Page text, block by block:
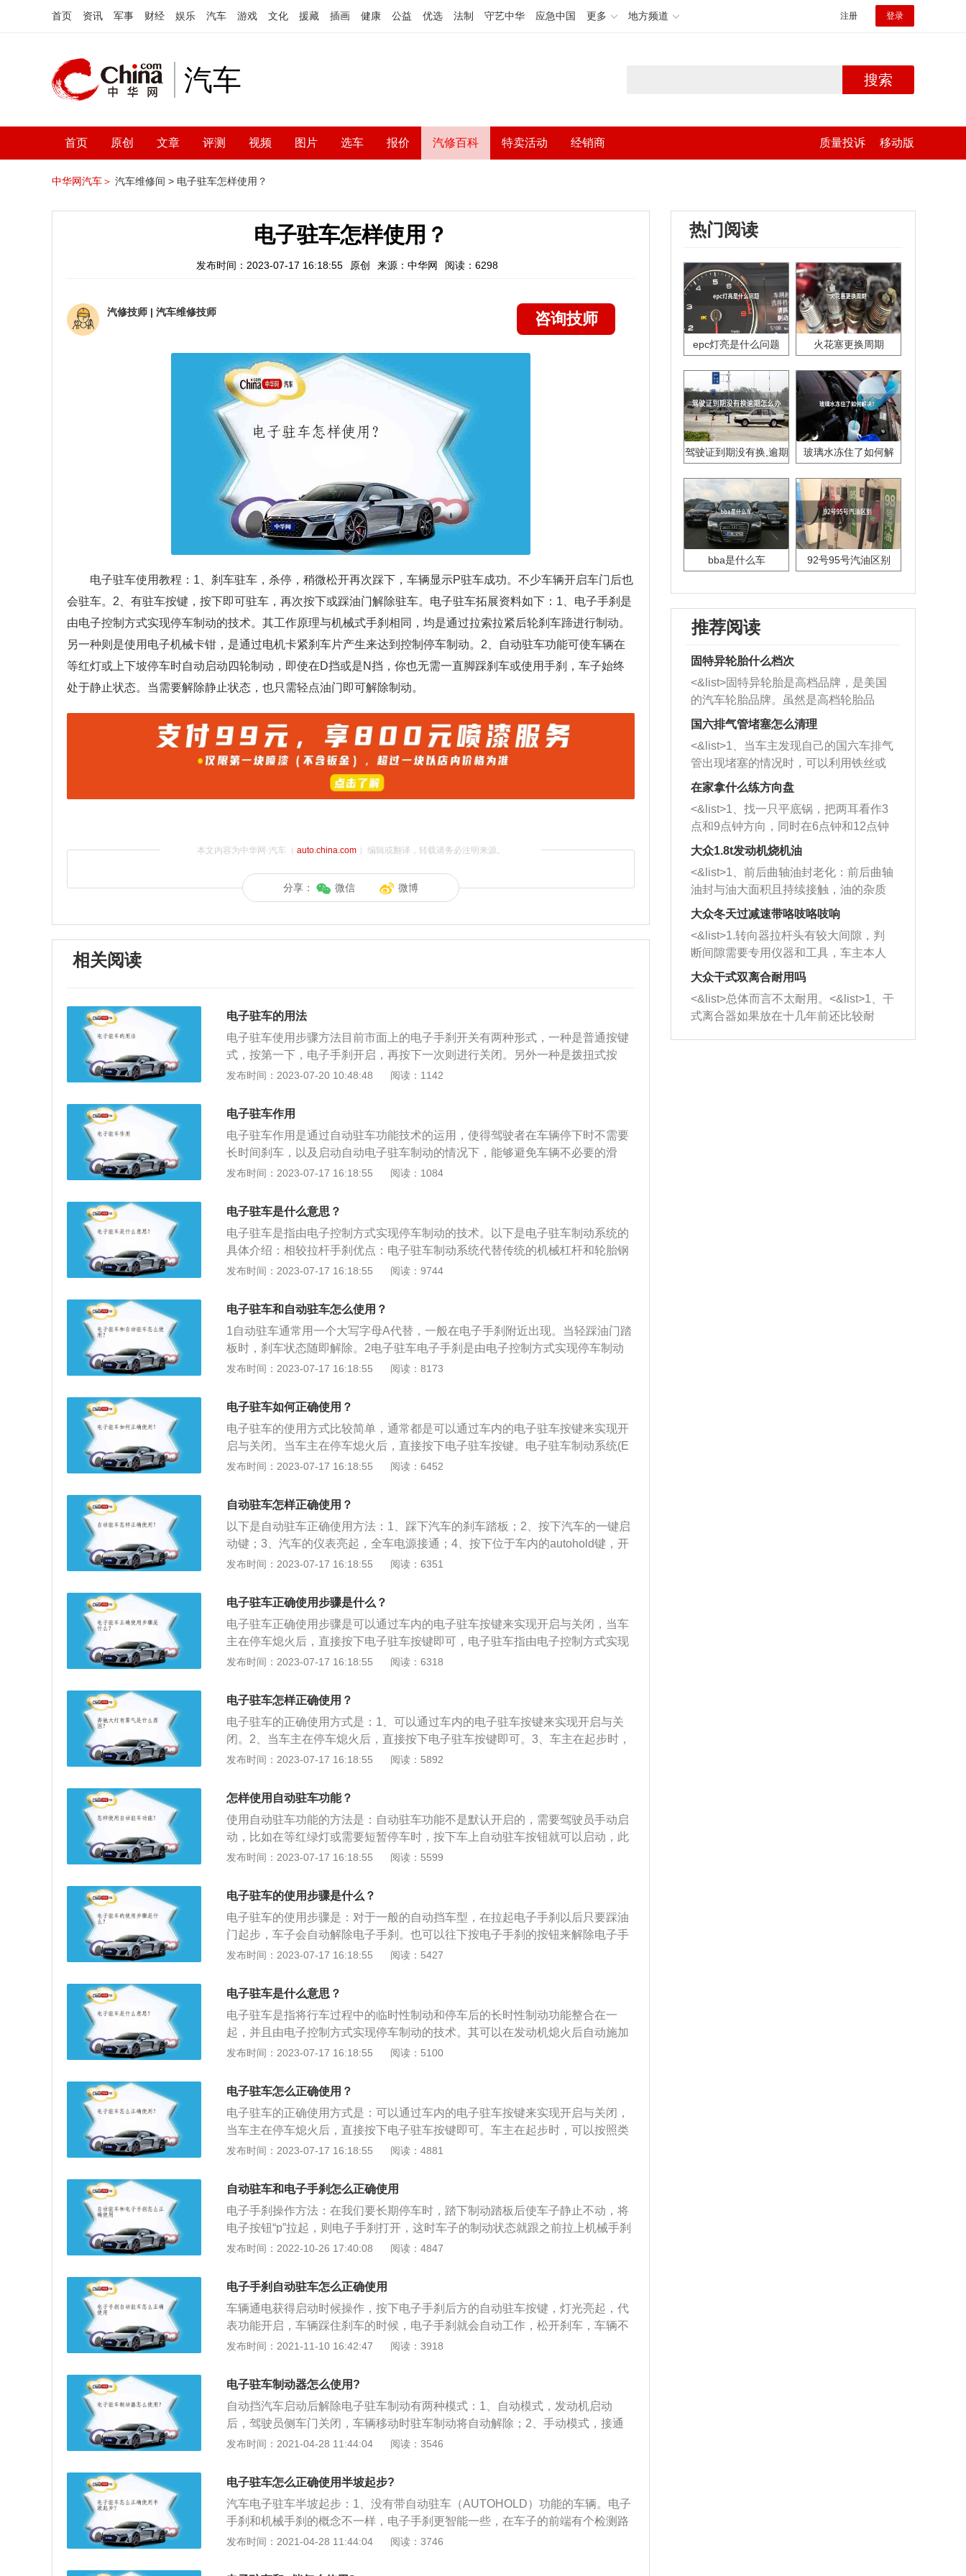
首页 资讯 军事 财经 娱乐 汽车 游戏 文化 援藏 插画 健康 公益 优选 法制 守艺中华 应急中国 更多 地方频道 注册 登录
汽车 搜索
首页 原创 文章 评测 视频 图片 选车 报价 汽修百科 特卖活动 经销商 质量投诉 移动版
中华网汽车＞ 汽车维修间 > 电子驻车怎样使用？
电子驻车怎样使用？
发布时间：2023-07-17 16:18:55 原创 来源：中华网 阅读：6298
汽修技师 | 汽车维修技师 咨询技师
电子驻车使用教程：1、刹车驻车，杀停，稍微松开再次踩下，车辆显示P驻车成功。不少车辆开启车门后也
会驻车。2、有驻车按键，按下即可驻车，再次按下或踩油门解除驻车。电子驻车拓展资料如下：1、电子手刹是
由电子控制方式实现停车制动的技术。其工作原理与机械式手刹相同，均是通过拉索拉紧后轮刹车蹄进行制动。
另一种则是使用电子机械卡钳，是通过电机卡紧刹车片产生来达到控制停车制动。2、自动驻车功能可使车辆在
等红灯或上下坡停车时自动启动四轮制动，即使在D挡或是N挡，你也无需一直脚踩刹车或使用手刹，车子始终
处于静止状态。当需要解除静止状态，也只需轻点油门即可解除制动。
本文内容为中华网·汽车（ auto.china.com）编辑或翻译，转载请务必注明来源。
分享： 微信 微博
相关阅读
电子驻车的用法
电子驻车使用步骤方法目前市面上的电子手刹开关有两种形式，一种是普通按键
式，按第一下，电子手刹开启，再按下一次则进行关闭。另外一种是拨扭式按
键，启动开关置于ON挡，车辆静止状态下拉起EPB开关，EPB开关就是车辆的
组合仪表上的驻车制动指示灯点亮。电子驻车制动系统是集行车时临时制动和停
车后长期制动功能于一体，通过电子控制实现驻车制动的技术。电子驻车的工作
原理与机械手刹相同，都是用拉线拉动后轮制动蹄制动。
发布时间：2023-07-20 10:48:48 阅读：1142
电子驻车作用
电子驻车作用是通过自动驻车功能技术的运用，使得驾驶者在车辆停下时不需要
长时间刹车，以及启动自动电子驻车制动的情况下，能够避免车辆不必要的滑
行，即车辆不会溜后。电子驻车是指将行车过程中的临时性制动和停车后的长时
能有5点：1、通过按钮实现传统手刹的静态驻车和静态释放功能。2、行车时若
不踩踏板刹车，通过EPB按钮（即电子手刹）也可以实现制动功能。3、当汽车
拔钥匙熄火时，自动启用驻车制动，发动机不打火驻车不能解除。4、当驾驶员
开车时，踩油门、挂挡后自动解除驻车。5、点火关闭，释放约束模式，不用操
作制动踏板，即可释放约束模式。电子驻车制动系统是取代传统拉杆手刹的电子
电子方向助力到复杂主动转向比例控制这些以往都是采用液压以及机械控制为主
的部分，也逐渐向电子化控制靠拢，驾驶者能通过直接机械连接来自主控制的部
分已经越来越少了。就连操控发烧友至爱的手刹也逐渐地落入了电子化控制的"魔
过内置在其电脑中的纵向加速度传感器来测算坡度，从而可以算出车辆在斜坡上
辆能停在斜坡上。当车辆起步时，电脑通过离合器踏板上的位移传感器以及油门
的大小来测算需要施加的制动力，同时通过高速CAN与发动机电脑通讯来获知发
动机牵引力的大小。电脑自动计算发动机牵引力的增加，相应的减少制动力。当
牵引力足够克服下滑力时，电脑驱动电机解除制动，从而实现车辆顺畅起步。该
果车辆经过强制动后驻车，后制动盘会因为温度下降与摩擦片产生间隙，此时电
机会自动启动，驱动压紧螺母来补偿温度下降产生的间隙，保证可靠的驻车效
果。其实说白了，电子驻车制动系统展现给我们的就是取代传统拉杆手刹的电子
手刹按钮.比传统的拉杆手刹更安全，不会因驾驶者的力度而改变制动效果，把传
统的拉杆手刹变成了一个触手可及的按钮。工作原理：传统手刹：电子手刹也就
过程中的临时性制动和停车后的长时性制动功能整合在一起，并且由电子控制方
式实现停车制动的技术。电子手刹是由电子控制方式实现停车制动的技术。其工
作原理与机械式手刹相同，均是通过刹车盘与刹车片产生的摩擦力来达到控制停
电子手刹从基本的驻车功能延伸到自动驻车功能AUTOHOLD。AUTOHOLD自动
动电子驻车制动的情况下，能够避免车辆不必要的滑行，简单的说就是车辆不会
溜后。优势：传统的手刹在斜坡起步时需要依靠驾驶者通过手动释放手制动或者
熟练的油门、离合配合来舒畅起步。而AUTOHOLD自动驻车功能通过坡度传感
器由控制器给出准确的驻车力，在起动时，驻车控制单元通过离合器距离传感
大于行驶阻力时自动释放驻车制动，从而使汽车能够平稳起步。就算平时在市区
行驶的塞塞停停，只要你启用AUTOHOLD功能，便会启动相应的自动驻车功
能。聪明的AUTOHOLD自动驻车功能可使车辆在等红灯或上下坡停车时自动启
动四轮制动，即使在D挡或是N挡，你也无需一直脚踩刹车或使用手刹，车子始终
处于静止状态。当需要解除静止状态，也只需轻点油门即可解除制动。这一配置
痹大意造成的一些不必要的事故。手刹车型：市面上常见的几款拥有电子手刹功
能的车型：新君威：市面上常见的拥有电子手刹功能的车型也是大家常见的几款
车型，如大众的迈腾、奥迪A4、A6以及新君威等等。电子手刹的使用方法也是大
状况下进行启动，即使在行进过程中误按，由于油门还处在工作位置所以电子手
外提供更强的制动力来辅助，部分车型更具有电子制动力分布以及限速制停的功
能。迈腾：而当关闭电子手刹时则全部车型均需要在踏下刹车踏板的状态下才能
生效，这样对于自动挡车型来说就能避免在塞车蠕动时由于大意造成的事故。但
在手动挡车型上也同样加入这样的限制似乎就有的多余了，浪费了手刹对于斜坡
在大众和奥迪系列的自动挡车型里，电子手刹系统也加入了上文所说的AUTOHO
LD自动驻车功能。这个功能可能在刚开始用的时候会要有一段适应期，特别是起
步时，油门踩下去而刹车又未能及时松开的尴尬时间就特别需要适应。不过总的
来说还是利大于弊，解放了的右脚和右手就可以在塞车时做很多事情……反正不
是坏事就好。优缺点：优点：相比于机械手刹，起步时可不用手动关闭电子手
去了一大堆传统手刹的零部件。虽然传统手刹零部件与电子手刹总成相比，价格
上不一定有优势，但省下的空间(通常都是省下前排中间的位置)可以有更大的用
处；整个电子手刹工作模块可以应用在大部分车型上，从而降低生产成本将这个
HOLD的出现，可以减低了右脚和右手在塞车时的负担；杜绝了由于力量不够拉
会忽视，传统手刹只会锁紧后轮，除需甩尾外笔者真想不到在行驶中有拉手刹的
需要。在行驶过程中如果需要紧急制动，按下手刹按钮，电子手刹会根据车速选
择适当的制动力保证行驶的安全性，这样就更加提高了主动的安全性能。不过能
在紧急情况下也能有这个反应的相信已经是驾驶达人了。缺点：更多的会是个人
平时偶尔发飙甩尾的权利也被剥脱了，还是请司机开车算了吧。还有就是电池失
灵时电子手刹的功能也会同样出问题，全车零件电子化带来的方便可能就在一个
很小的方面就造成很大的麻烦。（数据来源于快懂百科）
发布时间：2023-07-17 16:18:55 阅读：1084
电子驻车是什么意思？
电子驻车是指由电子控制方式实现停车制动的技术。以下是电子驻车制动系统的
具体介绍：相较拉杆手刹优点：电子驻车制动系统代替传统的机械杠杆和轮胎钢
索，取代传统拉杆手刹的电子手刹按钮，比传统的拉杆手刹更安全，不会因驾驶
用：电子驻车制动系统主要应用在牵引车和载货车上。电子驻车制动节能系统相
当于发动机有三档选键，根据不同路况、载重量可以进行自由选择，使发动机保
持在最优化的燃油经济区间运行，达到节油目的。
发布时间：2023-07-17 16:18:55 阅读：9744
电子驻车和自动驻车怎么使用？
1自动驻车通常用一个大写字母A代替，一般在电子手刹附近出现。当轻踩油门踏
板时，刹车状态随即解除。2电子驻车电子手刹是由电子控制方式实现停车制动
的技术，通过刹车盘与刹车片产生的摩擦力制动。
发布时间：2023-07-17 16:18:55 阅读：8173
电子驻车如何正确使用？
电子驻车的使用方式比较简单，通常都是可以通过车内的电子驻车按键来实现开
启与关闭。当车主在停车熄火后，直接按下电子驻车按键。电子驻车制动系统(E
PB:Electrical-Park-Brake)是指将行车过程中的临时性制动和停车后的长时性制动
相关介绍：1.电子驻车工作原理与机械式手刹相同,均都是通过拉索拉紧后轮刹车
蹄进行制动。另一种则是使用电子机械卡钳，是通过电机卡紧刹车产生来达到控
制停车制动，从电子手刹从基本的驻车功能延伸到自动驻车功能AUTO-HOLD。
2.目前市面上的电子手刹开关有两种形式，-种是普通按键式，按第一下，电子手
刹开启，再按下一次则进行关闭；另外一种是拨扭式按键，类似于车窗升降开
发布时间：2023-07-17 16:18:55 阅读：6452
自动驻车怎样正确使用？
以下是自动驻车正确使用方法：1、踩下汽车的刹车踏板；2、按下汽车的一键启
动键；3、汽车的仪表亮起，全车电源接通；4、按下位于车内的autohold键，开
启自动驻车模式即可。扩展内容：以下是实现自动驻车系统功能的条件：1、按
闭状态；2、主驾系上安全带；车速为零，踩下制动踏板，自动驻车激活。
发布时间：2023-07-17 16:18:55 阅读：6351
电子驻车正确使用步骤是什么？
电子驻车正确使用步骤是可以通过车内的电子驻车按键来实现开启与关闭，当车
主在停车熄火后，直接按下电子驻车按键即可，电子驻车指由电子控制方式实现
停车制动的技术，其工作原理与机械式手刹相同，均是通过刹车盘与刹车片产生
电子驻车制动系统是指将行车过程中的临时性制动和停车后的长时性制动功能整
合在一起，并且由电子控制方式实现停车制动的技术。
发布时间：2023-07-17 16:18:55 阅读：6318
电子驻车怎样正确使用？
电子驻车的正确使用方式是：1、可以通过车内的电子驻车按键来实现开启与关
闭。2、当车主在停车熄火后，直接按下电子驻车按键即可。3、车主在起步时，
可以按照类似机械手刹的起步操作，在踩下刹车踏板后按电子驻车按键，解除汽
技术，其工作原理与机械式手刹相同，均是通过刹车盘与刹车片产生的摩擦力来
达到控制停车制动，以电子按钮的控制方式代替了机械式手刹拉杆。
发布时间：2023-07-17 16:18:55 阅读：5892
怎样使用自动驻车功能？
使用自动驻车功能的方法是：自动驻车功能不是默认开启的，需要驾驶员手动启
动，比如在等红绿灯或需要短暂停车时，按下车上自动驻车按钮就可以启动，此
时可以不需要踩下制动踏板或拉手刹，系统会自动制动住车辆，当踩下油门踏板
抬；2、放松离合器要与踩油门密切配合、动作敏捷；3、选择的挡位要适当，使
发动机大部分时间运行在中等转速和较大节气门以节省燃料；4、汽车行驶、熄
火前应先松油门踏板不能猛轰空油门。
发布时间：2023-07-17 16:18:55 阅读：5599
电子驻车的使用步骤是什么？
电子驻车的使用步骤是：对于一般的自动挡车型，在拉起电子手刹以后只要踩油
门起步，车子会自动解除电子手刹。也可以往下按电子手刹的按钮来解除电子手
刹。电子驻车制动系统是指将行车过程中的临时性制动和停车后的长时性制动功
电子驻车制动技术主要是卡钳集成式电子驻车制动系统，该系统用电子按钮、电
动机组件替代了传统的驻车制动手柄、机械杠杆和拉线等控制件。驻车时当驾驶
者操作电子驻车制动系统电子按钮后，电子控制单元将控制集成在左右制动卡钳
中的电动机动作，并带动制动卡钳活塞移动产生机械夹紧力从而完成驻车。
发布时间：2023-07-17 16:18:55 阅读：5427
电子驻车是什么意思？
电子驻车是指将行车过程中的临时性制动和停车后的长时性制动功能整合在一
起，并且由电子控制方式实现停车制动的技术。其可以在发动机熄火后自动施加
驻车制动，驻车方便，可防止意外的事故。电子驻车用更先进的电子控制技术来
用。电子驻车的工作原理：一种是通过拉索拉紧后轮刹车蹄进行制动，另一种是
通过电机卡紧刹车片产生来达到控制停车制动。
发布时间：2023-07-17 16:18:55 阅读：5100
电子驻车怎么正确使用？
电子驻车的正确使用方式是：可以通过车内的电子驻车按键来实现开启与关闭，
当车主在停车熄火后，直接按下电子驻车按键即可。车主在起步时，可以按照类
似机械手刹的起步操作，在踩下刹车踏板后按电子驻车按键，解除汽车的刹车状
理与机械式手刹相同，均是通过刹车盘与刹车片产生的摩擦力来达到控制停车制
动，以电子按钮的控制方式代替了机械式手刹拉杆。
发布时间：2023-07-17 16:18:55 阅读：4881
自动驻车和电子手刹怎么正确使用
电子手刹操作方法：在我们要长期停车时，踏下制动踏板后使车子静止不动，将
电子按钮“p”拉起，则电子手刹打开，这时车子的制动状态就跟之前拉上机械手刹
相同。自动驻车操作方法：碰到红绿灯等必须短停的状况，启动自动驻车功能
外，在我们必须解除电子手刹功能时，只需踏下刹车踏板，再将按钮往下按就可
以了。除此之外，还能够将档位放进D档，给油，此刻系统也会制动解除。自动
驻车解除方式：在当驾驶人员踏下油门踏板、拔除安全带卡扣或打开车门时都会
自行解除自动驻车功能。因此在车子制动期内必须下车或解开安全带一定要档位
挂进P档或打开电子手刹功能。
发布时间：2022-10-26 17:40:08 阅读：4847
电子手刹自动驻车怎么正确使用
车辆通电获得启动时候操作，按下电子手刹后方的自动驻车按键，灯光亮起，代
表功能开启，车辆踩住刹车的时候，电子手刹就会自动工作，松开刹车，车辆不
会出现溜车情况，非常的安全。车辆的手刹车已经从机械式慢慢的转变为电子
油门起步的时候，电子手刹会自动的关闭。相对比传统的手刹车，电子手刹自动
驻车系统更加的安全，不会因为驾驶者的力度而改变车辆的刹车效果。
发布时间：2021-11-10 16:42:47 阅读：3918
电子驻车制动器怎么使用?
自动挡汽车启动后解除电子驻车制动有两种模式：1、自动模式，发动机启动
后，驾驶员侧车门关闭，车辆移动时驻车制动将自动解除；2、手动模式，接通
点火开关或发动机运转时，踩下制动踏板，先向后拉紧手柄，同时按住手柄末端
将行车过程中的临时性制动和停车后的长时性制动功能整合在一起，并且由电子
控制方式实现停车制动的技术。
发布时间：2021-04-28 11:44:04 阅读：3546
电子驻车怎么正确使用半坡起步?
汽车电子驻车半坡起步：1、没有带自动驻车（AUTOHOLD）功能的车辆。电子
手刹和机械手刹的概念不一样，电子手刹更智能一些，在车子的前端有个检测路
面坡度的感应器，当检测到车辆停在坡道上时，会触发一个隐藏功能上坡辅助
时就算你不踩刹车也不会溜车，然后你直接按照驾校教练教的起步方式就可以
发布时间：2021-04-28 11:44:04 阅读：3746
热门阅读
epc灯亮是什么问题 火花塞更换周期
驾驶证到期没有换,逾期
玻璃水冻住了如何解
bba是什么车 92号95号汽油区别
推荐阅读
固特异轮胎什么档次
<&list>固特异轮胎是高档品牌，是美国
的汽车轮胎品牌。虽然是高档轮胎品
牌，但是中高低端的轮胎都有生产，这
也是为了更好的开拓市场。
国六排气管堵塞怎么清理
<&list>1、当车主发现自己的国六车排气
管出现堵塞的情况时，可以利用铁丝或
者是细棍，直接将杂物给取出来，如果
堵塞情况比较严重，也可以采取应急措
施。 <&list>2、直接利用木棍将所有的
杂物推到排气管里面的位置处，然后将
三元催化器拆解开，就可以将堵塞的东
西取出来。但如果是因为积碳过多引起
的堵塞，就需要将三元催化器泡在草酸
洗剂对堵塞的情况得到解决，将清洗剂
放在燃油箱中，与燃油混合后，车辆启
动时，就可以和汽油一起进入到燃烧
室，最后形成废气排出，就可以让三元
催化器得到清洗，排气管堵塞的情况就
能够得到解决。
在家拿什么练方向盘
<&list>1、找一只平底锅，把两耳看作3
点和9点钟方向，同时在6点钟和12点钟
方向做一个标记。 <&list>2、双手握住
一圈半的练习，往右同样也要打相同的
圈数。 <&list>3、最后强调要反复练
习，这样就可以形成肌肉记忆，在真实
驾驶车辆时，不需要记忆也能打好方
向。
大众1.8t发动机烧机油
<&list>1、前后曲轴油封老化：前后曲轴
油封与油大面积且持续接触，油的杂质
和发动机内持续温度变化使其密封效果
逐渐减弱，导致渗油或漏油。<&list>2、
活塞间隙过大：积碳会使活塞环与缸体
的间隙扩大，导致机油流入燃烧室中，
造成烧机油。<&list>3、机油粘度。使用
机油粘度过小的话，同样会有烧机油现
象，机油粘度过小具有很好的流动性，
大众冬天过减速带咯吱咯吱响
<&list>1.转向器拉杆头有较大间隙，判
断间隙需要专用仪器和工具，车主本人
无法制作，需要将车辆送到修理厂或4s
店；<&list>2.车辆半轴套管防尘罩破
裂，破裂后会出现漏油现象，使半轴磨
损严重，磨损的半轴容易损坏，产生异
响；<&list>3.稳定器的转向胶套和球头
大众干式双离合耐用吗
<&list>总体而言不太耐用。<&list>1、干
式离合器如果放在十几年前还比较耐